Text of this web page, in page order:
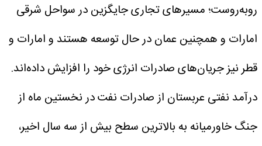
روبه‌روست؛ مسیرهای تجاری جایگزین در سواحل شرقی
امارات و همچنین عمان در حال توسعه هستند و امارات و
قطر نیز جریان‌های صادرات انرژی خود را افزایش داده‌اند.
درآمد نفتی عربستان از صادرات نفت در نخستین ماه از
جنگ خاورمیانه به بالاترین سطح بیش از سه سال اخیر،